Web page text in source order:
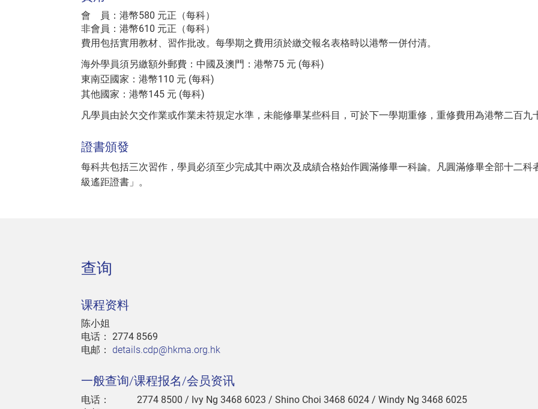
會 員： 港幣580 元正（每科）
非會員： 港幣610 元正（每科）
費用包括實用教材、習作批改。每學期之費用須於繳交報名表格時以港幣一併付清。
海外學員須另繳額外郵費：中國及澳門：港幣75 元 (每科)
東南亞國家：港幣110 元 (每科)
其他國家：港幣145 元 (每科)
凡學員由於欠交作業或作業未符規定水準，未能修畢某些科目，可於下一學期重修，重修費用為港幣二百九
證書頒發
每科共包括三次習作，學員必須至少完成其中兩次及成績合格始作圓滿修畢一科論。凡圓滿修畢全部十二
級遙距證書」。
查询
课程资料
陈小姐
电话： 2774 8569
电邮： details.cdp@hkma.org.hk
一般查询/课程报名/会员资讯
电话： 2774 8500 / Ivy Ng 3468 6023 / Shino Choi 3468 6024 / Windy Ng 3468 6025